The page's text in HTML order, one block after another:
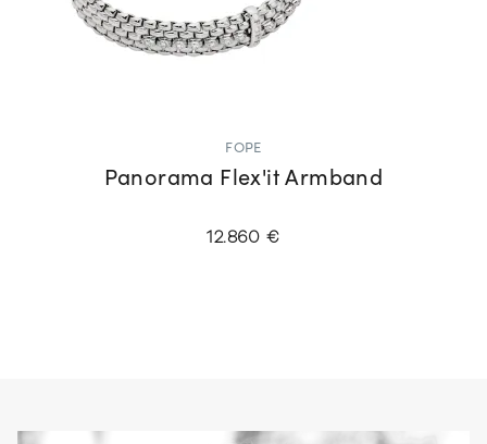
FOPE
Panorama Flex'it Armband
12.860 €